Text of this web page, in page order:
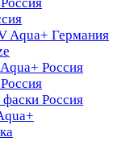
Aqua+ Германия
Россия
Россия